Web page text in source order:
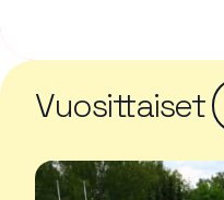
Vuosittaiset